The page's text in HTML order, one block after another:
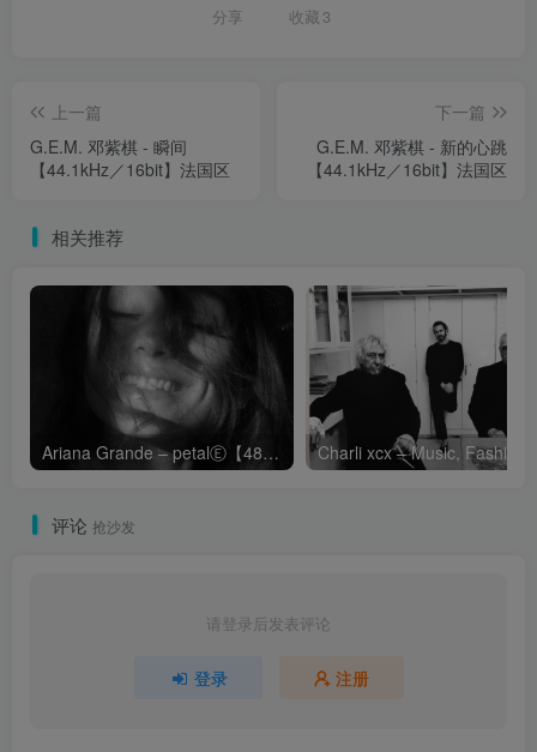
分享 收藏 3
上一篇
G.E.M. 邓紫棋 - 瞬间
【44.1kHz／16bit】法国区
下一篇
G.E.M. 邓紫棋 - 新的心跳
【44.1kHz／16bit】法国区
相关推荐
Ariana Grande – petalⒺ【48kHz／24bit】英国区
评论 抢沙发
请登录后发表评论
登录 注册